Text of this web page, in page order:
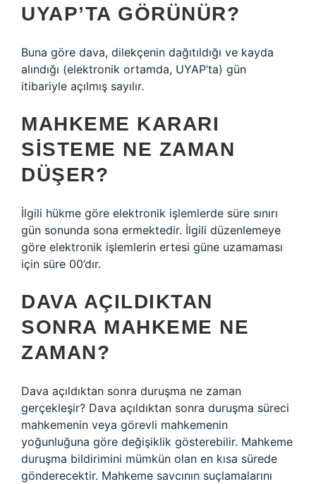
UYAP’TA GÖRÜNÜR?
Buna göre dava, dilekçenin dağıtıldığı ve kayda
alındığı (elektronik ortamda, UYAP’ta) gün
itibariyle açılmış sayılır.
MAHKEME KARARI
SISTEME NE ZAMAN
DÜŞER?
İlgili hükme göre elektronik işlemlerde süre sınırı
gün sonunda sona ermektedir. İlgili düzenlemeye
göre elektronik işlemlerin ertesi güne uzamaması
için süre 00’dır.
DAVA AÇILDIKTAN
SONRA MAHKEME NE
ZAMAN?
Dava açıldıktan sonra duruşma ne zaman
gerçekleşir? Dava açıldıktan sonra duruşma süreci
mahkemenin veya görevli mahkemenin
yoğunluğuna göre değişiklik gösterebilir. Mahkeme
duruşma bildirimini mümkün olan en kısa sürede
gönderecektir. Mahkeme savcının suçlamalarını